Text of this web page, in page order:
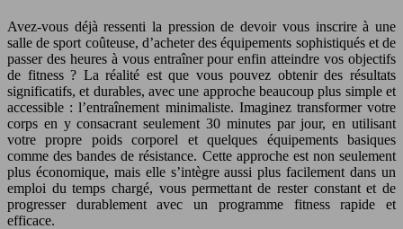
Avez-vous déjà ressenti la pression de devoir vous inscrire à une
salle de sport coûteuse, d’acheter des équipements sophistiqués et de
passer des heures à vous entraîner pour enfin atteindre vos objectifs
de fitness ? La réalité est que vous pouvez obtenir des résultats
significatifs, et durables, avec une approche beaucoup plus simple et
accessible : l’entraînement minimaliste. Imaginez transformer votre
corps en y consacrant seulement 30 minutes par jour, en utilisant
votre propre poids corporel et quelques équipements basiques
comme des bandes de résistance. Cette approche est non seulement
plus économique, mais elle s’intègre aussi plus facilement dans un
emploi du temps chargé, vous permettant de rester constant et de
progresser durablement avec un programme fitness rapide et
efficace.